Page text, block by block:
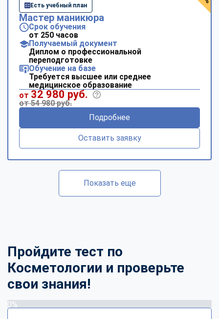
Есть учебный план
Мастер маникюра
Срок обучения
от 250 часов
Получаемый документ
Диплом о профессиональной
переподготовке
Обучение на базе
Требуется высшее или среднее
медицинское образование
от 32 980 руб.
от 54 980 руб.
Подробнее
Оставить заявку
Показать еще
Пройдите тест по
Косметологии и проверьте
свои знания!
0%